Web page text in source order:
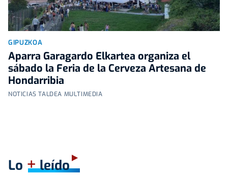
GIPUZKOA
Aparra Garagardo Elkartea organiza el
sábado la Feria de la Cerveza Artesana de
Hondarribia
NOTICIAS TALDEA MULTIMEDIA
Lo +leído